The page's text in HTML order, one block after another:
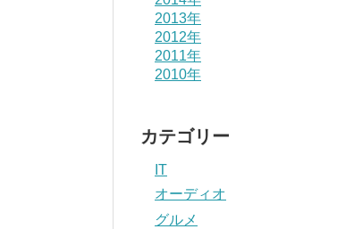
2013年
2012年
2011年
2010年
カテゴリー
IT
オーディオ
グルメ